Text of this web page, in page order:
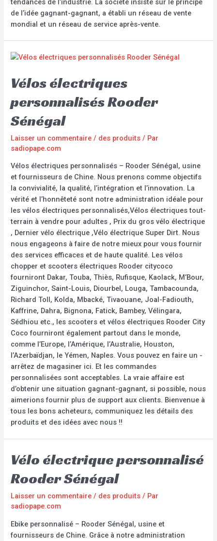
de l’idée gagnant-gagnant, a établi un réseau de vente
mondial et un réseau de service après-vente.
Vélos électriques
personnalisés Rooder
Sénégal
Laisser un commentaire / des produits / Par
sadiopape.com
Vélos électriques personnalisés – Rooder Sénégal, usine
et fournisseurs de Chine. Nous prenons comme objectifs
la convivialité, la qualité, l’intégration et l’innovation. La
vérité et l’honnêteté sont notre administration idéale pour
les vélos électriques personnalisés,Vélos électriques tout-
terrain à vendre pour adultes , Prix du gros vélo électrique
, Dernier vélo électrique ,Vélo électrique Super Dirt. Nous
nous engageons à faire de notre mieux pour vous fournir
des services efficaces et de haute qualité. Les vélos
chopper et scooters électriques Rooder citycoco
fourniront Dakar, Touba, Thiès, Rufisque, Kaolack, M’Bour,
Ziguinchor, Saint-Louis, Diourbel, Louga, Tambacounda,
Richard Toll, Kolda, Mbacké, Tivaouane, Joal-Fadiouth,
Kaffrine, Dahra, Bignona, Fatick, Bambey, Vélingara,
Sédhiou etc., les scooters et vélos électriques Rooder City
Coco fourniront également partout dans le monde,
comme l’Europe, l’Amérique, l’Australie, Houston,
l’Azerbaïdjan, le Yémen, Naples. Vous pouvez en faire un -
arrêtez de magasiner ici. Et les commandes
personnalisées sont acceptables. La vraie affaire est
d’obtenir une situation gagnant-gagnant, si possible, nous
aimerions fournir plus de support aux clients. Bienvenue à
tous les bons acheteurs, communiquez les détails des
produits et des idées avec nous !!
Vélo électrique personnalisé
Rooder Sénégal
Laisser un commentaire / des produits / Par
sadiopape.com
Ebike personnalisé – Rooder Sénégal, usine et
fournisseurs de Chine. Grâce à notre administration